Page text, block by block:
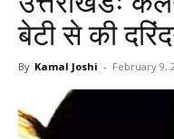
बेटी से की
By Kamal Joshi - February 9,